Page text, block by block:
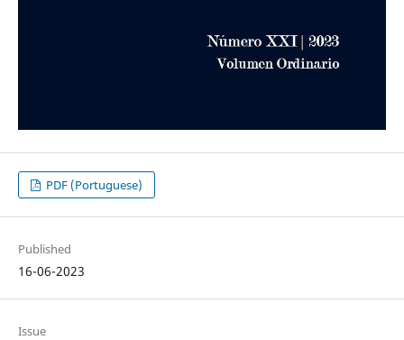
PDF (Portuguese)
Published
16-06-2023
Issue